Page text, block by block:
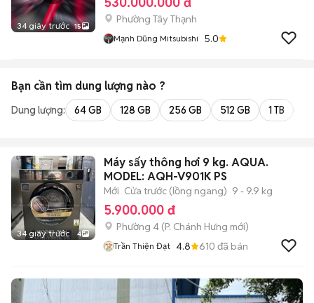
34 giây trước 15
Phường Tây Thạnh
Mạnh Dũng Mitsubishi 5.0
Bạn cần tìm dung lượng nào ?
Dung lượng: 64 GB 128 GB 256 GB 512 GB 1 TB
34 giây trước 4
Máy sấy thông hơi 9 kg. AQUA.
MODEL: AQH-V901K PS
Mới Cửa trước (lồng ngang) 9 - 9.9 kg
5.900.000 đ
Phường 4 (P. Chánh Hưng mới)
Trần Thiện Đạt 4.8 610 đã bán